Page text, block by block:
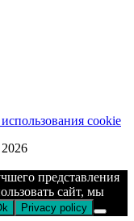
cookie
представления
сайт, мы
Privacy policy